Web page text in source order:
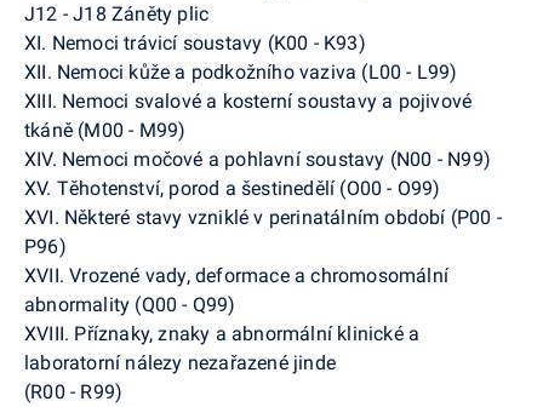
J12 - J18 Záněty plic
XI. Nemoci trávicí soustavy (K00 - K93)
XII. Nemoci kůže a podkožního vaziva (L00 - L99)
XIII. Nemoci svalové a kosterní soustavy a pojivové
tkáně (M00 - M99)
XIV. Nemoci močové a pohlavní soustavy (N00 - N99)
XV. Těhotenství, porod a šestinedělí (O00 - O99)
XVI. Některé stavy vzniklé v perinatálním období (P00 -
P96)
XVII. Vrozené vady, deformace a chromosomální
abnormality (Q00 - Q99)
XVIII. Příznaky, znaky a abnormální klinické a
laboratorní nálezy nezařazené jinde
(R00 - R99)